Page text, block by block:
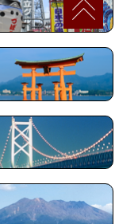
円
円